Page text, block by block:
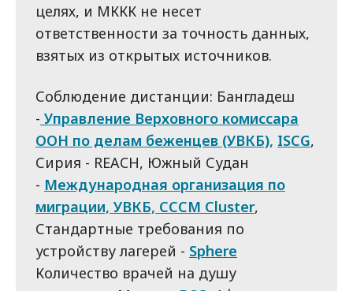
целях, и МККК не несет
ответственности за точность данных,
взятых из открытых источников.
Соблюдение дистанции: Бангладеш
- Управление Верховного комиссара
ООН по делам беженцев (УВКБ), ISCG,
Сирия - REACH, Южный Судан
- Международная организация по
миграции, УВКБ, CCCM Cluster,
Стандартные требования по
устройству лагерей - Sphere
Количество врачей на душу